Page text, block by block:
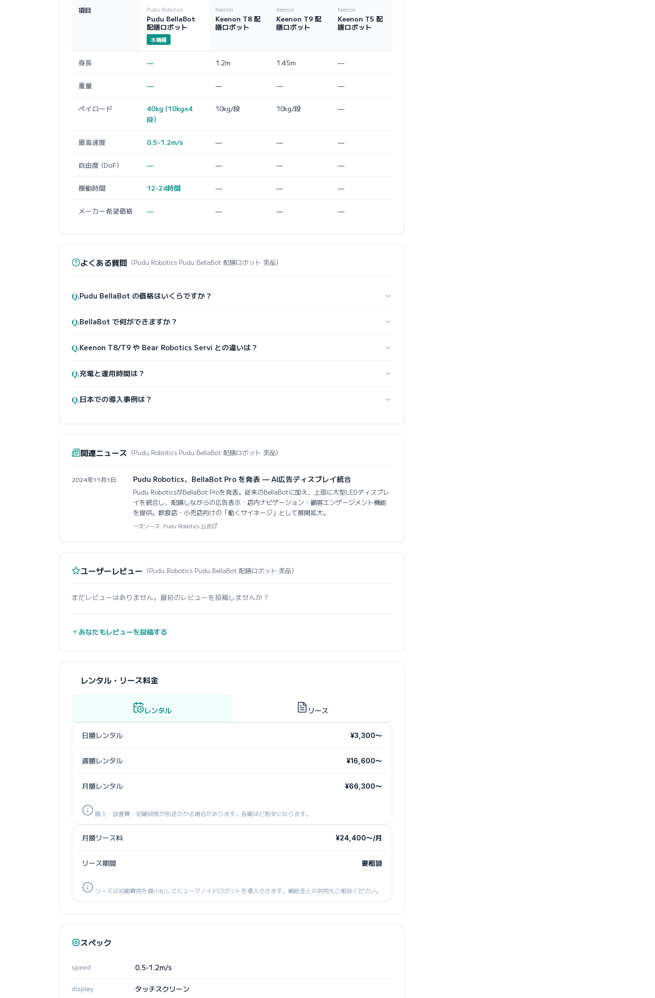
項目 Pudu Robotics
Pudu BellaBot
配膳ロボット
本機種
Keenon
Keenon T8 配
膳ロボット
Keenon
Keenon T9 配
膳ロボット
Keenon
Keenon T5 配
膳ロボット
身長 — 1.2m 1.45m —
重量 — — — —
ペイロード
40kg (10kg×4
段)
10kg/段 10kg/段 —
最高速度 0.5-1.2m/s — — —
自由度 (DoF) — — — —
稼働時間 12-24時間 — — —
メーカー希望価格 — — — —
よくある質問 （Pudu Robotics Pudu BellaBot 配膳ロボット 美品）
Q.Pudu BellaBot の価格はいくらですか？
Q.BellaBot で何ができますか？
Q.Keenon T8/T9 や Bear Robotics Servi との違いは？
Q.充電と運用時間は？
Q.日本での導入事例は？
関連ニュース （Pudu Robotics Pudu BellaBot 配膳ロボット 美品）
2024年11月1日 Pudu Robotics、BellaBot Pro を発表 — AI広告ディスプレイ統合
Pudu RoboticsがBellaBot Proを発表。従来のBellaBotに加え、上部に大型LEDディスプレ
イを統合し、配膳しながらの広告表示・店内ナビゲーション・顧客エンゲージメント機能
を提供。飲食店・小売店向けの「動くサイネージ」として展開拡大。
一次ソース: Pudu Robotics 公式
ユーザーレビュー （Pudu Robotics Pudu BellaBot 配膳ロボット 美品）
まだレビューはありません。最初のレビューを投稿しませんか？
あなたもレビューを投稿する
レンタル・リース料金
レンタル リース
日額レンタル ¥3,300〜
週額レンタル ¥16,600〜
月額レンタル ¥66,300〜
搬入・設置費・初期研修が別途かかる場合があります。長期ほど割安になります。
月額リース料 ¥24,400〜/月
リース期間 要相談
リースは初期費用を最小化してヒューマノイドロボットを導入できます。補助金との併用もご相談ください。
スペック
speed 0.5-1.2m/s
display タッチスクリーン